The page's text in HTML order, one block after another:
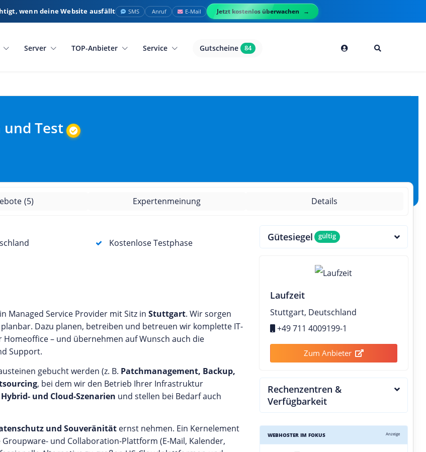
wenn deine Website ausfällt SMS Anruf E-Mail Jetzt kostenlos überwachen
Server TOP-Anbieter Service Gutscheine 84
Test
(5) Expertenmeinung Details
Kostenlose Testphase
Managed Service Provider mit Sitz in Stuttgart. Wir sorgen
Dazu planen, betreiben und betreuen wir komplette IT-
– und übernehmen auf Wunsch auch die
Support.
gebucht werden (z. B. Patchmanagement, Backup,
, bei dem wir den Betrieb Ihrer Infrastruktur
und Cloud-Szenarien und stellen bei Bedarf auch
und Souveränität ernst nehmen. Ein Kernelement
und Collaboration-Plattform (E-Mail, Kalender,
Gütesiegel gültig
Laufzeit
Stuttgart, Deutschland
+49 711 4009199-1
Zum Anbieter
Rechenzentren &
Verfügbarkeit
WEBHOSTER IM FOKUS Anzeige